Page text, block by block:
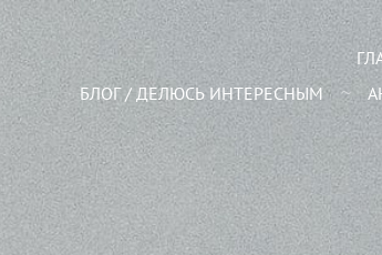
БЛОГ / ДЕЛЮСЬ ИНТЕРЕСНЫМ